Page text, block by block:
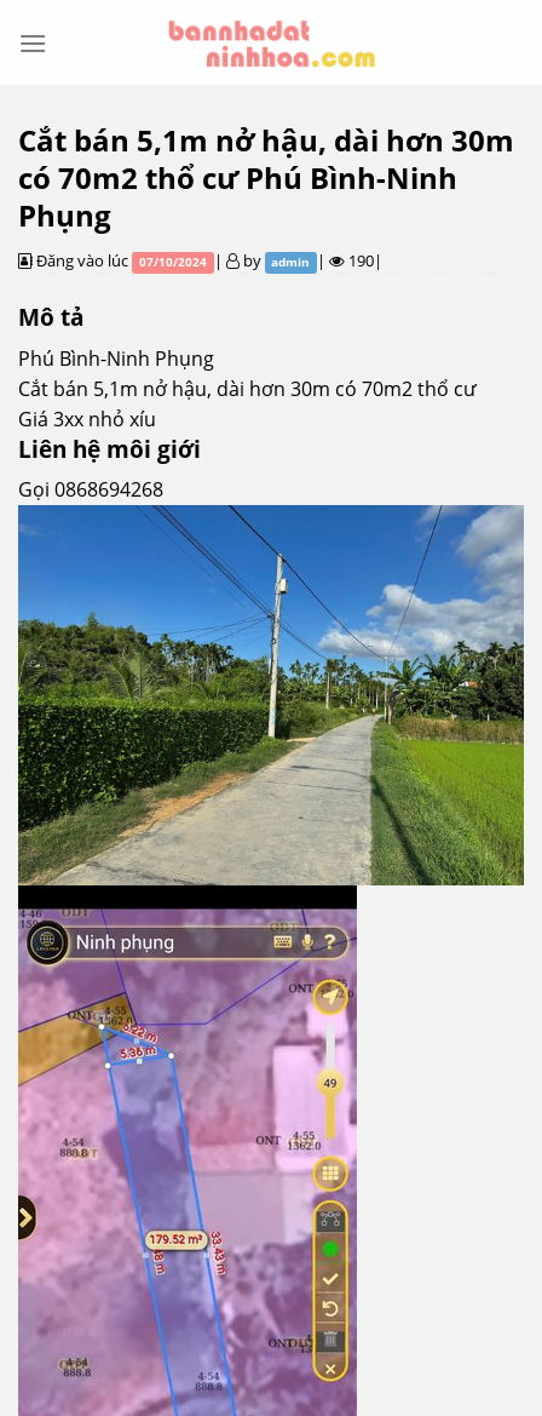
Cắt bán 5,1m nở hậu, dài hơn 30m
có 70m2 thổ cư Phú Bình-Ninh
Phụng
Đăng vào lúc 07/10/2024 | by admin | 190|
Mô tả
Phú Bình-Ninh Phụng
Cắt bán 5,1m nở hậu, dài hơn 30m có 70m2 thổ cư
Giá 3xx nhỏ xíu
Liên hệ môi giới
Gọi 0868694268